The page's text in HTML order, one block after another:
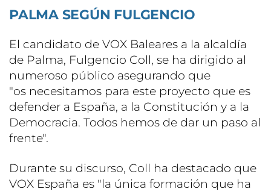
PALMA SEGÚN FULGENCIO
El candidato de VOX Baleares a la alcaldía
de Palma, Fulgencio Coll, se ha dirigido al
numeroso público asegurando que
"os necesitamos para este proyecto que es
defender a España, a la Constitución y a la
Democracia. Todos hemos de dar un paso al
frente".
Durante su discurso, Coll ha destacado que
VOX España es "la única formación que ha